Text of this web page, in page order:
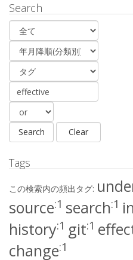
Search
Tags
この検索内の頻出タグ:
source:1 search:1
history:1 git:1
change:1